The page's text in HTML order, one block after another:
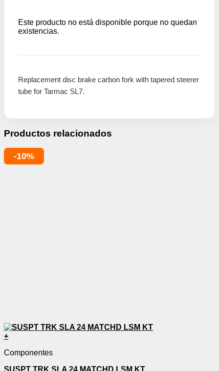
Este producto no está disponible porque no quedan
existencias.
Replacement disc brake carbon fork with tapered steerer
tube for Tarmac SL7.
Productos relacionados
-10%
+
Componentes